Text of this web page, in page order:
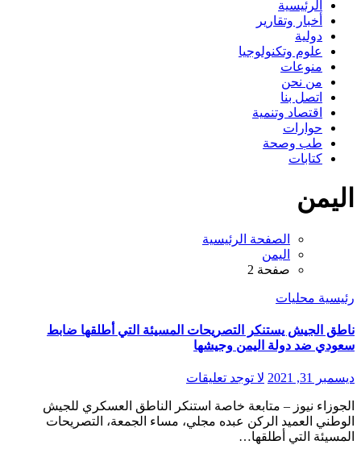
الرئيسية
أخبار وتقارير
دولية
علوم وتكنولوجيا
منوعات
من نحن
اتصل بنا
اقتصاد وتنمية
حوارات
طب وصحة
كتابات
اليمن
الصفحة الرئيسية
اليمن
صفحة 2
رئيسية محليات
ناطق الجيش يستنكر التصريحات المسيئة التي أطلقها ضابط
سعودي ضد دولة اليمن وجيشها
ديسمبر 31, 2021 لا توجد تعليقات
الوطني العميد الركن عبده مجلي، مساء الجمعة، التصريحات
المسيئة التي أطلقها…